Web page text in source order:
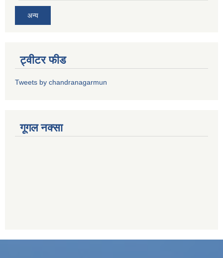
अन्य
ट्वीटर फीड
Tweets by chandranagarmun
गूगल नक्सा